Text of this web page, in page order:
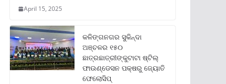
April 15, 2025
କଳିଙ୍ଗନଗର ସୁକିନ୍ଦା
ଅଞ୍ଚଳର ୧୫୦
ଛାତ୍ରଛାତ୍ରୀଙ୍କୁଟାଟା ଷ୍ଟିଲ୍
ଫାଉଣ୍ଡେସନ ପକ୍ଷରୁ ଜ୍ୟୋତି
ଫେଲୋସିପ୍‌